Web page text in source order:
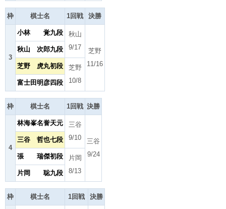
枠 棋士名 1回戦 決勝
3
小林 覚九段
秋山
9/17
芝野
11/16
秋山 次郎九段
芝野 虎丸初段
芝野
10/8
富士田明彦四段
枠 棋士名 1回戦 決勝
4
林海峯名誉天元
三谷
9/10
三谷
9/24
三谷 哲也七段
張 瑞傑初段
片岡
8/13
片岡 聡九段
枠 棋士名 1回戦 決勝